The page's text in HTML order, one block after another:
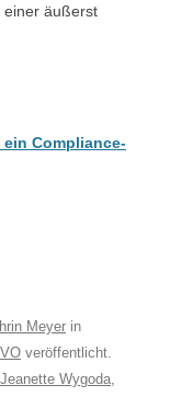
einer äußerst
ein Compliance-
Meyer in
veröffentlicht.
Jeanette Wygoda,